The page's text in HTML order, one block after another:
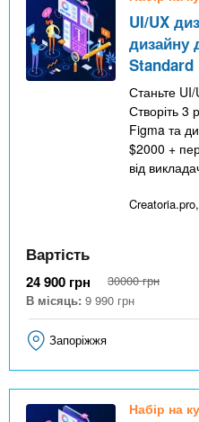
UI/UX
дизайну
Standard
Станьте
Створіть 3
Figma та
$2000 +
від
Вартість
24 900 грн 30000 грн
В місяць: 9 990 грн
Запоріжжя
Набір на